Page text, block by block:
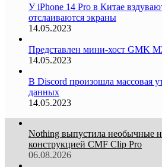
У iPhone 14 Pro в Китае
отслаиваются экраны
14.05.2023
Представлен мини-хост GMK
14.05.2023
В Discord произошла массовая
данных
14.05.2023
Nothing выпустила необычные
конструкцией CMF Clip Pro
06.08.2026